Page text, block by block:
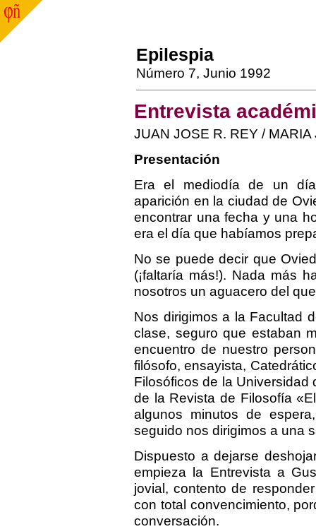
Epilespia
Número 7, Junio 1992
Entrevista
JUAN JOSE R. REY /
Presentación
Era el mediodía de un
aparición en la ciudad de
encontrar una fecha y una
era el día que habíamos
No se puede decir que
(¡faltaría más!). Nada más
nosotros un aguacero del
Nos dirigimos a la Facultad
clase, seguro que estaban
encuentro de nuestro
filósofo, ensayista,
Filosóficos de la Universidad
de la Revista de Filosofía
algunos minutos de
seguido nos dirigimos a una
Dispuesto a dejarse
empieza la Entrevista a
jovial, contento de
con total convencimiento,
conversación.